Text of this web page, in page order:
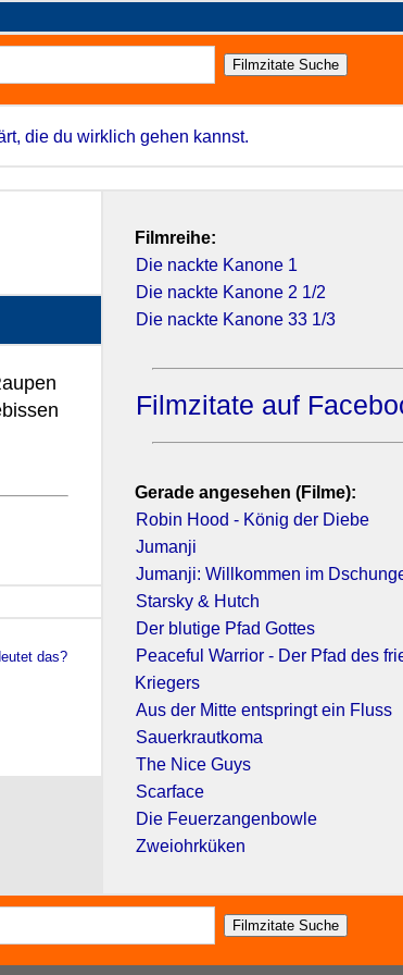
die du wirklich gehen kannst.
das?
Filmreihe:
Die nackte Kanone 1
Die nackte Kanone 2 1/2
Die nackte Kanone 33 1/3
Filmzitate auf
Gerade angesehen (Filme):
Robin Hood - König der Diebe
Jumanji
Jumanji: Willkommen im
Starsky & Hutch
Der blutige Pfad Gottes
Peaceful Warrior - Der Pfad des
Kriegers
Aus der Mitte entspringt ein Fluss
Sauerkrautkoma
The Nice Guys
Scarface
Die Feuerzangenbowle
Zweiohrküken